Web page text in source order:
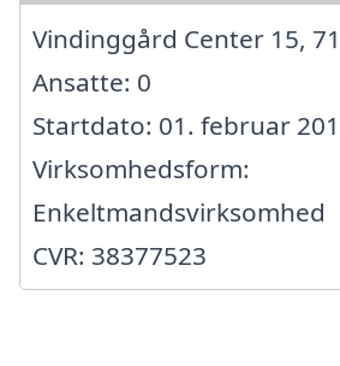
Vindinggård Center 15,
Ansatte: 0
Startdato: 01. februar
Virksomhedsform:
Enkeltmandsvirksomhed
CVR: 38377523